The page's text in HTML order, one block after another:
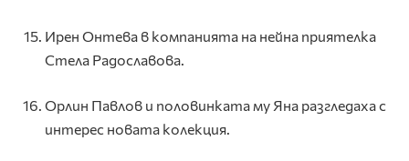
Ирен Онтева в компанията на нейна приятелка
Стела Радославова.
Орлин Павлов и половинката му Яна разгледаха с
интерес новата колекция.